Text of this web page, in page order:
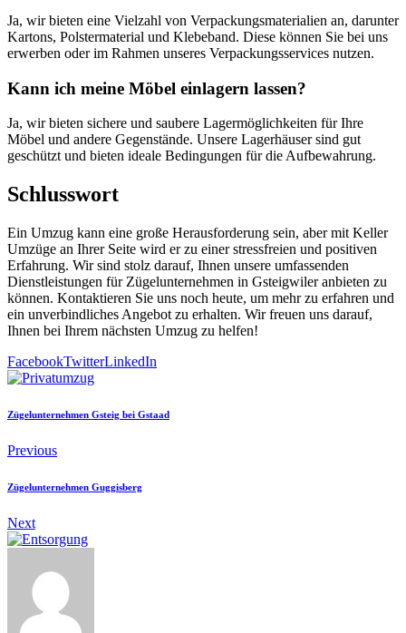
Ja, wir bieten eine Vielzahl von Verpackungsmaterialien an, darunter
Kartons, Polstermaterial und Klebeband. Diese können Sie bei uns
erwerben oder im Rahmen unseres Verpackungsservices nutzen.
Kann ich meine Möbel einlagern lassen?
Ja, wir bieten sichere und saubere Lagermöglichkeiten für Ihre
Möbel und andere Gegenstände. Unsere Lagerhäuser sind gut
geschützt und bieten ideale Bedingungen für die Aufbewahrung.
Schlusswort
Ein Umzug kann eine große Herausforderung sein, aber mit Keller
Umzüge an Ihrer Seite wird er zu einer stressfreien und positiven
Erfahrung. Wir sind stolz darauf, Ihnen unsere umfassenden
Dienstleistungen für Zügelunternehmen in Gsteigwiler anbieten zu
können. Kontaktieren Sie uns noch heute, um mehr zu erfahren und
ein unverbindliches Angebot zu erhalten. Wir freuen uns darauf,
Ihnen bei Ihrem nächsten Umzug zu helfen!
FacebookTwitterLinkedIn
Zügelunternehmen Gsteig bei Gstaad
Previous
Zügelunternehmen Guggisberg
Next